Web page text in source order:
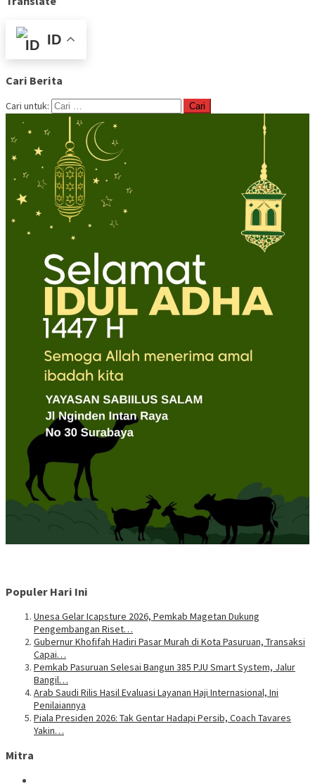
ID
Cari Berita
Cari untuk:
Populer Hari Ini
Unesa Gelar Icapsture 2026, Pemkab Magetan Dukung
Pengembangan Riset…
Gubernur Khofifah Hadiri Pasar Murah di Kota Pasuruan, Transaksi
Capai…
Pemkab Pasuruan Selesai Bangun 385 PJU Smart System, Jalur
Bangil…
Arab Saudi Rilis Hasil Evaluasi Layanan Haji Internasional, Ini
Penilaiannya
Piala Presiden 2026: Tak Gentar Hadapi Persib, Coach Tavares
Yakin…
Mitra